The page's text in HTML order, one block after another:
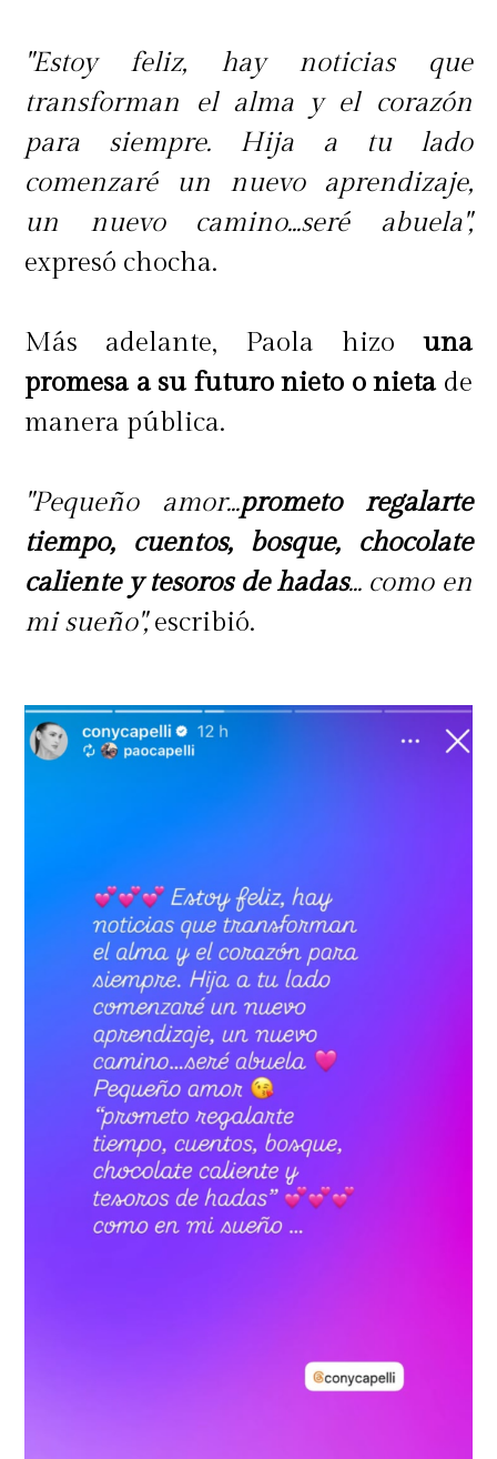
"Estoy feliz, hay noticias que
transforman el alma y el corazón
para siempre. Hija a tu lado
comenzaré un nuevo aprendizaje,
un nuevo camino...seré abuela",
expresó chocha.
Más adelante, Paola hizo una
promesa a su futuro nieto o nietade
manera pública.
"Pequeño amor...prometo regalarte
tiempo, cuentos, bosque, chocolate
caliente y tesoros de hadas... como en
mi sueño",escribió.